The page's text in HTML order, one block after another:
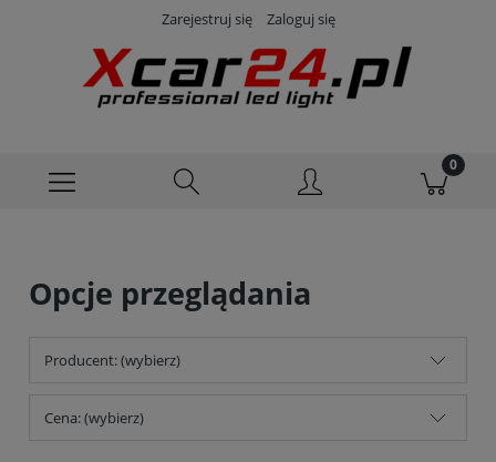
Zarejestruj się Zaloguj się
Opcje przeglądania
Producent: (wybierz)
Cena: (wybierz)